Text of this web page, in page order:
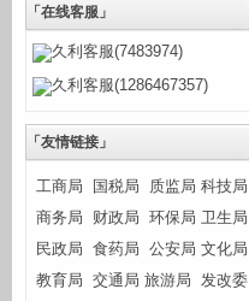
「在线客服」
久利客服(7483974)
久利客服(1286467357)
「友情链接」
工商局 国税局 质监局 科技局
商务局
财政局 环保局 卫生局
民政局 食药局 公安局 文化局
教育局 交通局 旅游局 发改委